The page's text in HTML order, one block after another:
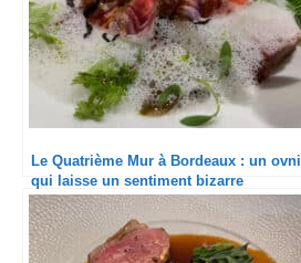
Le Quatrième Mur à Bordeaux : un ovni
qui laisse un sentiment bizarre